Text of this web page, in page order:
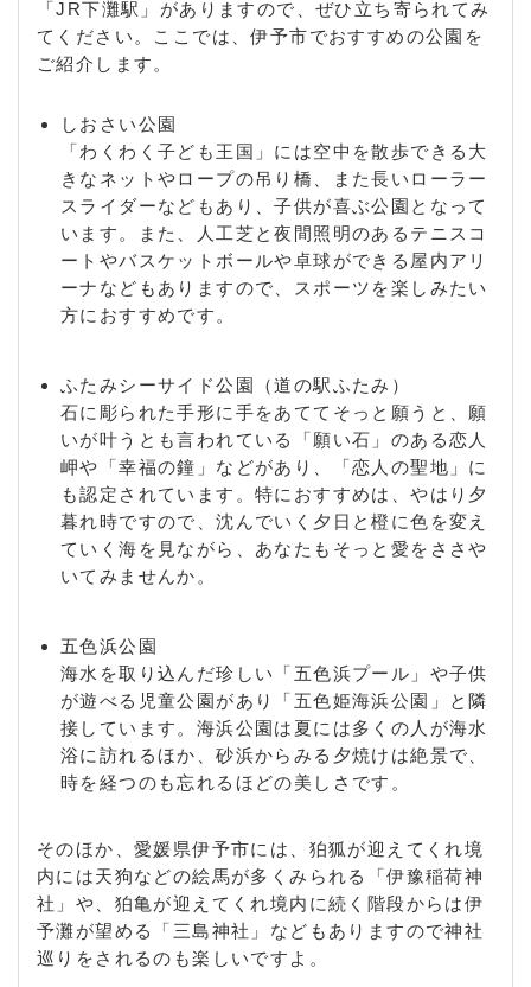
「JR下灘駅」がありますので、ぜひ立ち寄られてみ
てください。ここでは、伊予市でおすすめの公園を
ご紹介します。
しおさい公園
「わくわく子ども王国」には空中を散歩できる大
きなネットやロープの吊り橋、また長いローラー
スライダーなどもあり、子供が喜ぶ公園となって
います。また、人工芝と夜間照明のあるテニスコ
ートやバスケットボールや卓球ができる屋内アリ
ーナなどもありますので、スポーツを楽しみたい
方におすすめです。
ふたみシーサイド公園（道の駅ふたみ）
石に彫られた手形に手をあててそっと願うと、願
いが叶うとも言われている「願い石」のある恋人
岬や「幸福の鐘」などがあり、「恋人の聖地」に
も認定されています。特におすすめは、やはり夕
暮れ時ですので、沈んでいく夕日と橙に色を変え
ていく海を見ながら、あなたもそっと愛をささや
いてみませんか。
五色浜公園
海水を取り込んだ珍しい「五色浜プール」や子供
が遊べる児童公園があり「五色姫海浜公園」と隣
接しています。海浜公園は夏には多くの人が海水
浴に訪れるほか、砂浜からみる夕焼けは絶景で、
時を経つのも忘れるほどの美しさです。
そのほか、愛媛県伊予市には、狛狐が迎えてくれ境
内には天狗などの絵馬が多くみられる「伊豫稲荷神
社」や、狛亀が迎えてくれ境内に続く階段からは伊
予灘が望める「三島神社」などもありますので神社
巡りをされるのも楽しいですよ。